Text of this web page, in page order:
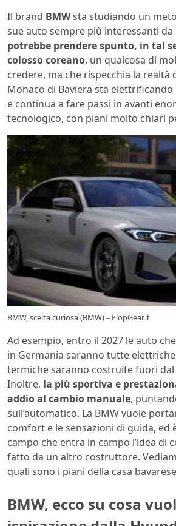
Il brand BMWsta studiando un
sue auto sempre più interessanti da
potrebbe prendere spunto, in tal
colosso coreano, un qualcosa di
credere, ma che rispecchia la realtà
Monaco di Baviera sta
e continua a fare passi in avanti
tecnologico, con piani molto chiari
BMW, scelta curiosa (BMW) – FlopGear.it
Ad esempio, entro il 2027 le auto
in Germania saranno tutte
termiche saranno costruite fuori dal
Inoltre, la più sportiva e
addio al cambio manuale,
sull’automatico. La BMW vuole
comfort e le sensazioni di guida, ed
campo che entra in campo l’idea di
fatto da un altro costruttore.
quali sono i piani della casa
BMW, ecco su cosa